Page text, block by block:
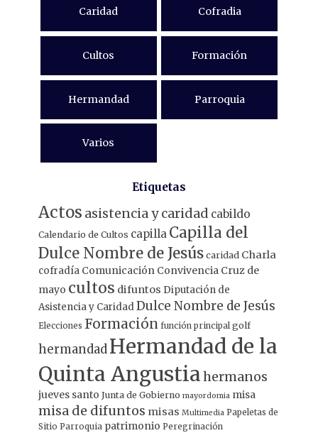
Caridad Cofradia
Cultos Formación
Hermandad Parroquia
Varios
Etiquetas
Actos asistencia y caridad cabildo
Calendario de Cultos capilla Capilla del
Dulce Nombre de Jesús caridad Charla
cofradía Comunicación Convivencia Cruz de
mayo cultos difuntos Diputación de
Asistencia y CaridadDulce Nombre de Jesús
Elecciones Formación función principal golf
hermandad Hermandad de la
Quinta Angustiahermanos
jueves santo Junta de Gobierno mayordomia misa
misa de difuntos misas Multimedia Papeletas de
Sitio Parroquia patrimonio Peregrinación